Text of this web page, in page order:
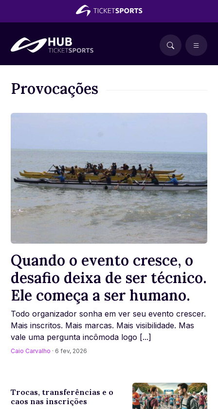
Provocações
Quando o evento cresce, o
desafio deixa de ser técnico.
Ele começa a ser humano.
Todo organizador sonha em ver seu evento crescer.
Mais inscritos. Mais marcas. Mais visibilidade. Mas
vale uma pergunta incômoda logo [...]
Caio Carvalho · 6 fev, 2026
Trocas, transferências e o
caos nas inscrições